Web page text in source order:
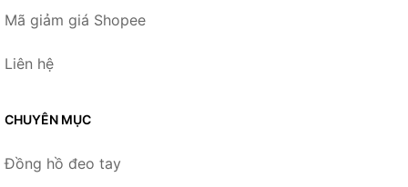
Mã giảm giá Shopee
Liên hệ
CHUYÊN MỤC
Đồng hồ đeo tay